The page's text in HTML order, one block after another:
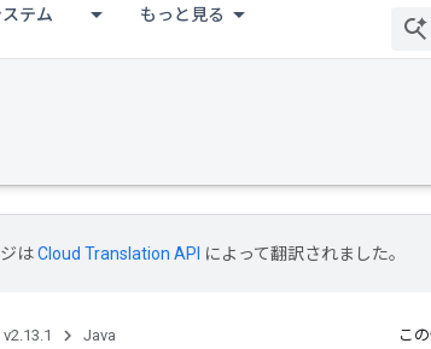
テム もっと見る
はCloud Translation API によって翻訳されました。
Java こ